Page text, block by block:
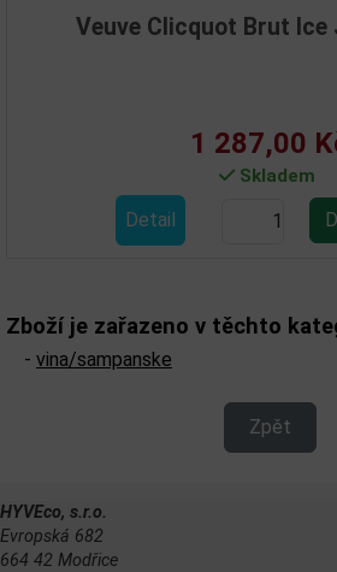
Clicquot Brut Ice Jacket
1 287,00 Kč
Skladem
Zboží je zařazeno v těchto
- vina/sampanske
Zpět
HYVEco, s.r.o.
Evropská 682
664 42 Modřice